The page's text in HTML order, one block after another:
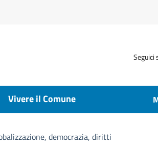
Seguici
Vivere il Comune
democrazia, diritti